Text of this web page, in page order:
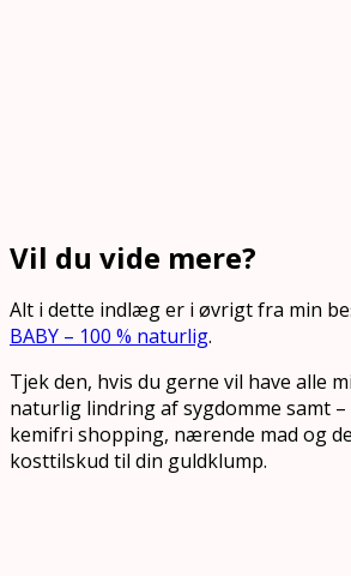
Vil du vide mere?
Alt i dette indlæg er i øvrigt fra min
BABY – 100 % naturlig.
Tjek den, hvis du gerne vil have alle
naturlig lindring af sygdomme samt –
kemifri shopping, nærende mad og
kosttilskud til din guldklump.